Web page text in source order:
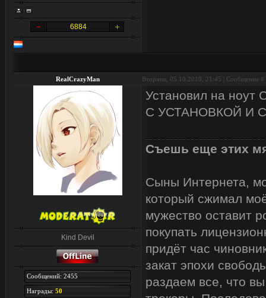
6884
RealCrazyMan Вторник, 05.10.2010, 21:45 | Сообщение #
Kind Devil
Сообщений: 2455
Награды: 50
Установил на ноут
С УСТАНОВКОЙ И
Съешь еще этих
Сыны Интернета,
который сжимал
мужество оставит
покупать
придёт час
закат эпохи
раздаем все, что